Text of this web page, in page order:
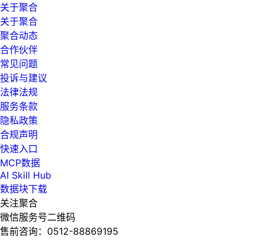
关于聚合
关于聚合
聚合动态
合作伙伴
常见问题
投诉与建议
法律法规
服务条款
隐私政策
合规声明
快速入口
MCP数据
AI Skill Hub
数据块下载
关注聚合
微信服务号二维码
售前咨询： 0512-88869195